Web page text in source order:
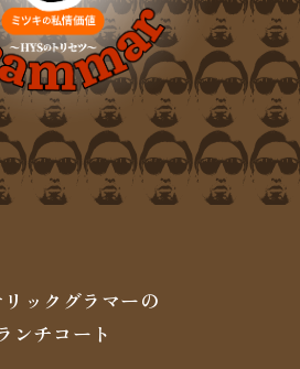
リックグラマーの
ンチコート